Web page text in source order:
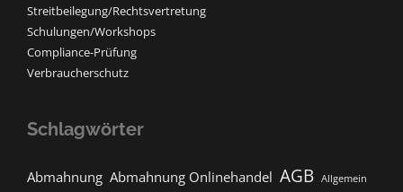
Streitbeilegung/Rechtsvertretung
Schulungen/Workshops
Compliance-Prüfung
Verbraucherschutz
Schlagwörter
Abmahnung Abmahnung Onlinehandel AGB Allgemein